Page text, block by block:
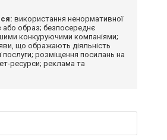
використання ненормативної
або образ; безпосереднє
конкуруючими компаніями;
що ображають діяльність
послуги; розміщення посилань на
ресурси; реклама та